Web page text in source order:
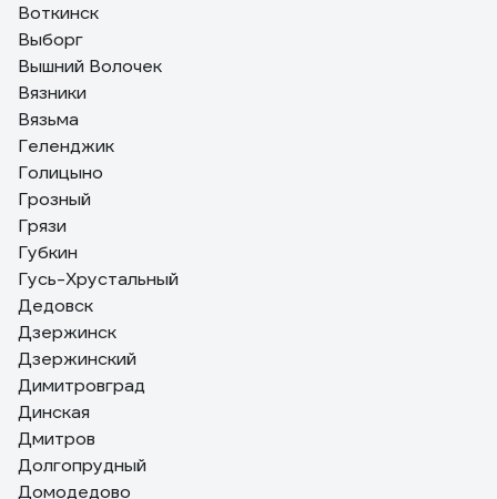
Воткинск
Выборг
Вышний Волочек
Вязники
Вязьма
Геленджик
Голицыно
Грозный
Грязи
Губкин
Гусь-Хрустальный
Дедовск
Дзержинск
Дзержинский
Димитровград
Динская
Дмитров
Долгопрудный
Домодедово